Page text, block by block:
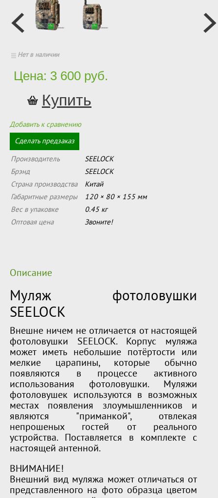
Нет в наличии
Цена: 3 600 руб.
Добавить к сравнению
Сделать предзаказ
Производитель
SEELOCK
Брэнд
SEELOCK
Страна производства
Китай
Габаритные размеры
120 × 80 × 155 мм
Вес в упаковке
0.45 кг
Оптовая цена
Звоните!
Описание
Муляж фотоловушки
SEELOCK
Внешне ничем не отличается от настоящей
фотоловушки SEELOCK. Корпус муляжа
может иметь небольшие потёртости или
мелкие царапины, которые обычно
появляются в процессе активного
использования фотоловушки. Муляжи
фотоловушек используются в возможных
местах появления злоумышленников и
являются "приманкой", отвлекая
непрошеных гостей от реального
устройства. Поставляется в комплекте с
настоящей антенной.
ВНИМАНИЕ!
Внешний вид муляжа может отличаться от
представленного на фото образца цветом